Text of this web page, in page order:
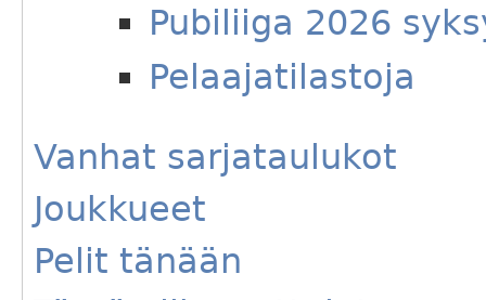
Pubiliiga 2026
Pelaajatilastoja
Vanhat sarjataulukot
Joukkueet
Pelit tänään